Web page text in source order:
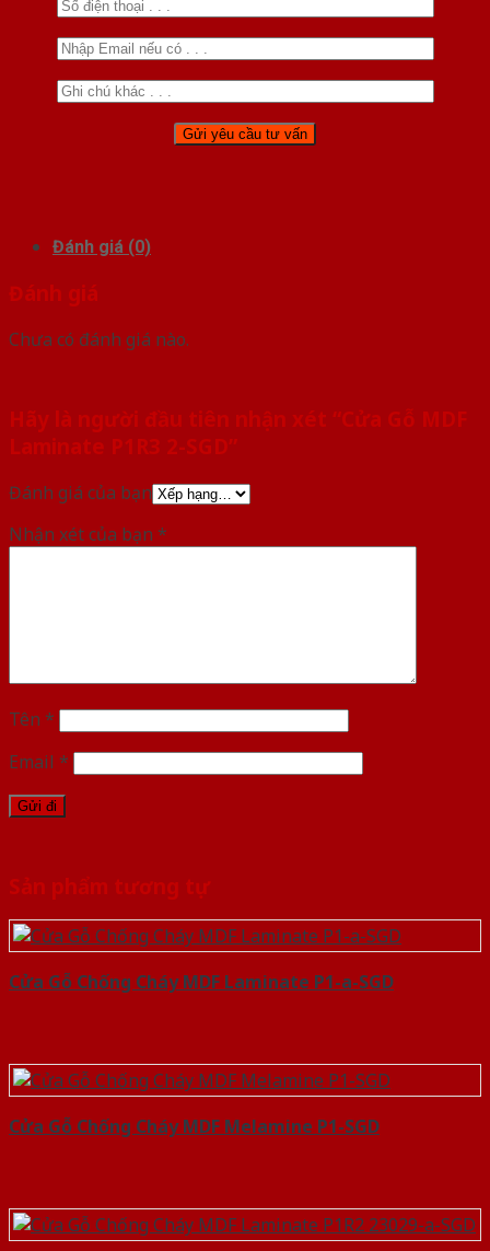
Đánh giá (0)
Đánh giá
Chưa có đánh giá nào.
Hãy là người đầu tiên nhận xét “Cửa Gỗ MDF
Laminate P1R3 2-SGD”
Đánh giá của bạn
Nhận xét của bạn *
Tên *
Email *
Sản phẩm tương tự
Cửa Gỗ Chống Cháy MDF Laminate P1-a-SGD
Cửa Gỗ Chống Cháy MDF Melamine P1-SGD